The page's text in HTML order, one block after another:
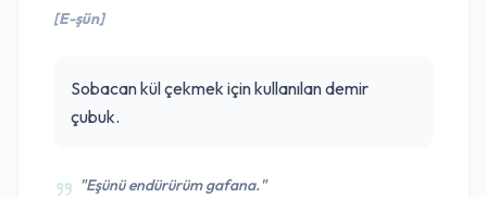
[E-şün]
Sobacan kül çekmek için kullanılan demir
çubuk.
"Eşünü endürürüm gafana."